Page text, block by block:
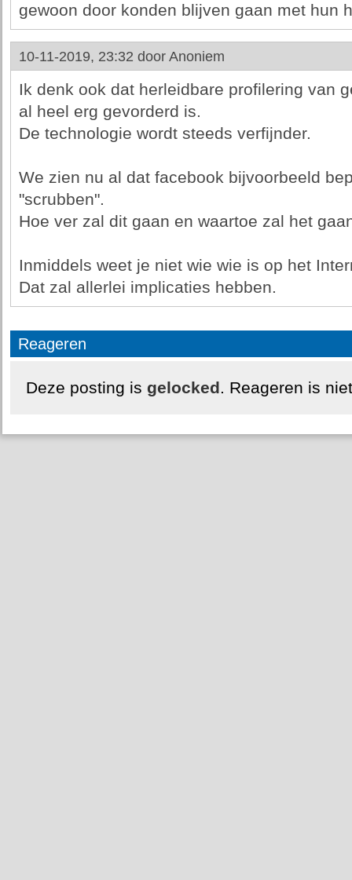
gewoon door konden blijven gaan met hun
10-11-2019, 23:32 door Anoniem
Ik denk ook dat herleidbare profilering van
al heel erg gevorderd is.
De technologie wordt steeds verfijnder.
We zien nu al dat facebook bijvoorbeeld
"scrubben".
Hoe ver zal dit gaan en waartoe zal het
Inmiddels weet je niet wie wie is op het
Dat zal allerlei implicaties hebben.
Reageren
Deze posting is gelocked. Reageren is